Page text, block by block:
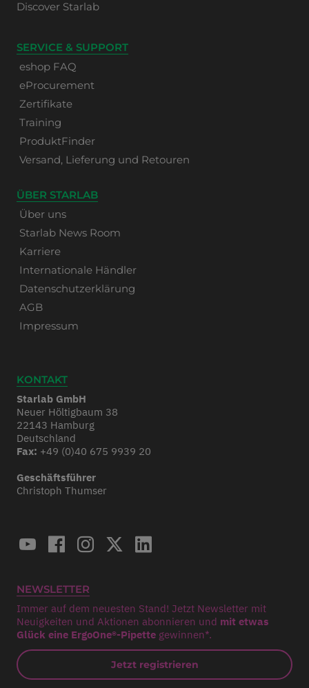
Discover Starlab
SERVICE & SUPPORT
eshop FAQ
eProcurement
Zertifikate
Training
ProduktFinder
Versand, Lieferung und Retouren
ÜBER STARLAB
Über uns
Starlab News Room
Karriere
Internationale Händler
Datenschutzerklärung
AGB
Impressum
KONTAKT
Starlab GmbH
Neuer Höltigbaum 38
22143 Hamburg
Deutschland
Fax: +49 (0)40 675 9939 20
Geschäftsführer
Christoph Thumser
NEWSLETTER
Immer auf dem neuesten Stand! Jetzt Newsletter mit
Neuigkeiten und Aktionen abonnieren und mit etwas
Glück eine ErgoOne®-Pipette gewinnen*.
Jetzt registrieren